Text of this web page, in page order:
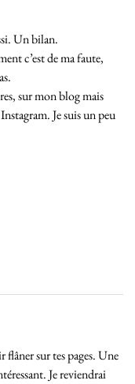
Un bilan.
c’est de ma faute,
sur mon blog mais
Je suis un peu
sur tes pages. Une
Je reviendrai